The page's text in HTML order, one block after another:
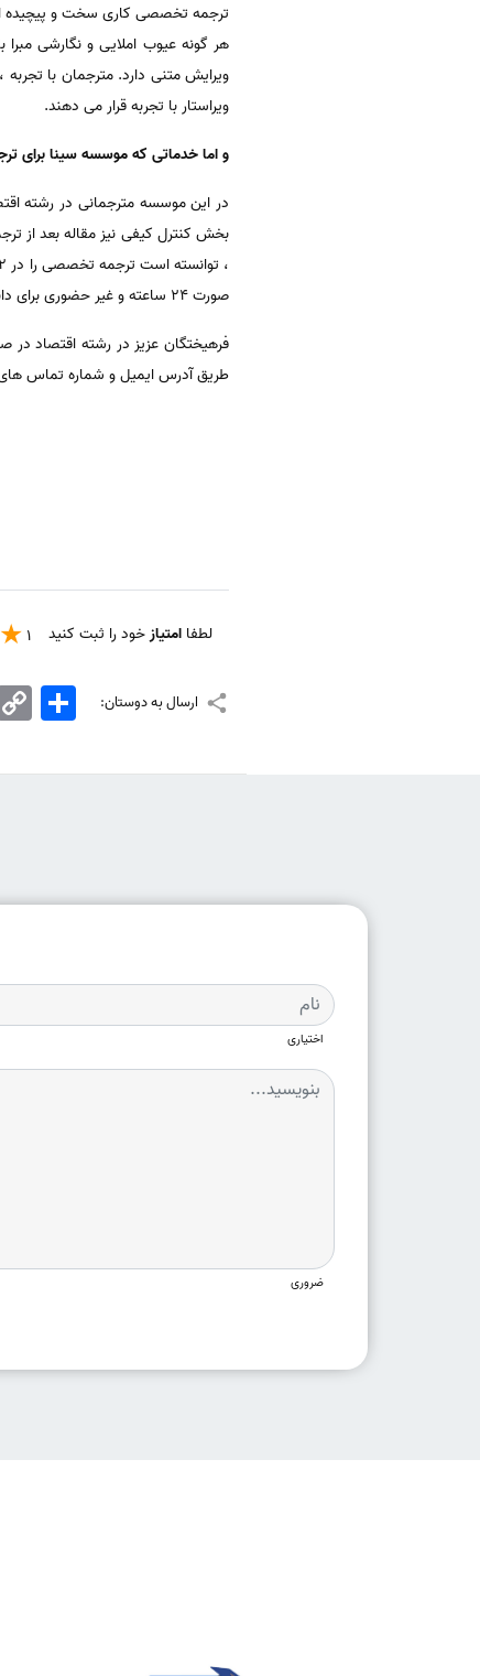
ترجمه تخصصی کاری سخت و پیچیده
هر گونه عیوب املایی و نگارشی مبرا
ویرایش متنی دارد. مترجمان با تجربه
ویراستار با تجربه قرار می دهند.
و اما خدماتی که موسسه سینا برای
در این موسسه مترجمانی در رشته
بخش کنترل کیفی نیز مقاله بعد از
صورت 24 ساعته و غیر حضوری برای دانشجویان و پژوهشگران عزیز ارائه می دهد.
فرهیختگان عزیز در رشته اقتصاد در
طریق آدرس ایمیل و شماره تماس های
لطفا امتیازخود را ثبت کنید 1
ارسال به دوستان: Copy
Link
اشتراک
اختیاری
ضروری